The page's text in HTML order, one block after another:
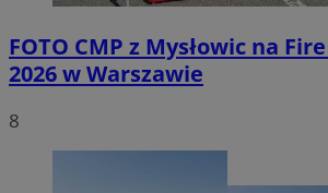
FOTO CMP z Mysłowic na
2026 w Warszawie
8